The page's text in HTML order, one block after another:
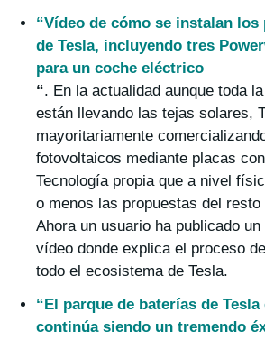
“Vídeo de cómo se instalan los
de Tesla, incluyendo tres
para un coche eléctrico
“. En la actualidad aunque toda
están llevando las tejas solares,
mayoritariamente
fotovoltaicos mediante placas
Tecnología propia que a nivel
o menos las propuestas del resto
Ahora un usuario ha publicado
vídeo donde explica el proceso
todo el ecosistema de Tesla.
“El parque de baterías de
continúa siendo un tremendo